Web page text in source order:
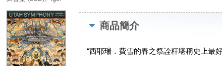
Russes (3CD)
商品簡介
“西耶瑞．費雪的春之祭詮釋堪稱史上最